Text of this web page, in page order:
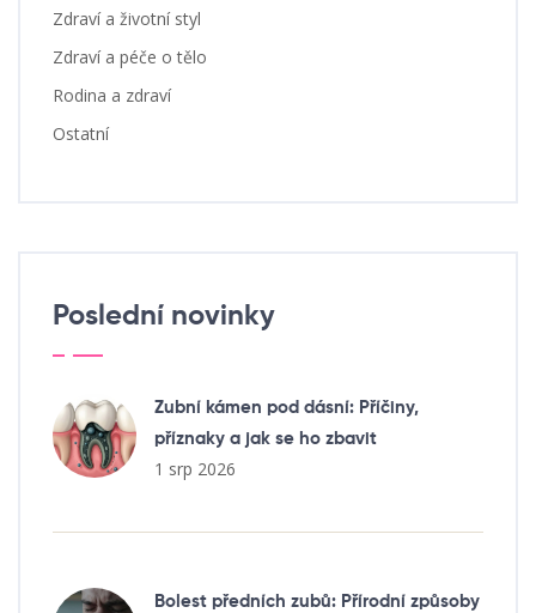
Zdraví a životní styl
Zdraví a péče o tělo
Rodina a zdraví
Ostatní
Poslední novinky
Zubní kámen pod dásní: Příčiny,
příznaky a jak se ho zbavit
1 srp 2026
Bolest předních zubů: Přírodní způsoby